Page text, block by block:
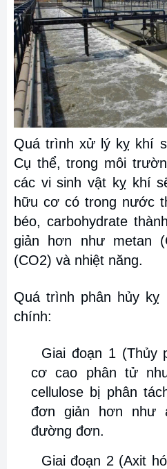
Quá trình xử lý kỵ khí
Cụ thể, trong môi
các vi sinh vật kỵ khí
hữu cơ có trong nước
béo, carbohydrate
giản hơn như metan
(CO2) và nhiệt năng.
Quá trình phân hủy kỵ
chính:
Giai đoạn 1 (Thủy
cơ cao phân tử
cellulose bị phân
đơn giản hơn như
đường đơn.
Giai đoạn 2 (Axit